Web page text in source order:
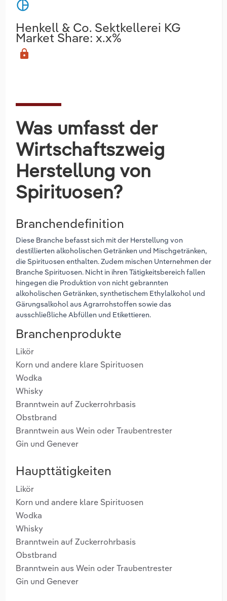
pie_chart
Henkell & Co. Sektkellerei KG
Market Share: x.x%
lock
Was umfasst der
Wirtschaftszweig
Herstellung von
Spirituosen?
Branchendefinition
Diese Branche befasst sich mit der Herstellung von
destillierten alkoholischen Getränken und Mischgetränken,
die Spirituosen enthalten. Zudem mischen Unternehmen der
Branche Spirituosen. Nicht in ihren Tätigkeitsbereich fallen
hingegen die Produktion von nicht gebrannten
alkoholischen Getränken, synthetischem Ethylalkohol und
Gärungsalkohol aus Agrarrohstoffen sowie das
ausschließliche Abfüllen und Etikettieren.
Branchenprodukte
Likör
Korn und andere klare Spirituosen
Wodka
Whisky
Branntwein auf Zuckerrohrbasis
Obstbrand
Branntwein aus Wein oder Traubentrester
Gin und Genever
Haupttätigkeiten
Likör
Korn und andere klare Spirituosen
Wodka
Whisky
Branntwein auf Zuckerrohrbasis
Obstbrand
Branntwein aus Wein oder Traubentrester
Gin und Genever